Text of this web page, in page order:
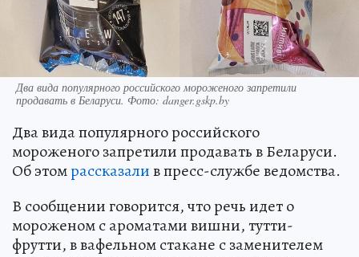
Два вида популярного российского мороженого запретили
продавать в Беларуси. Фото: danger.gskp.by
Два вида популярного российского
мороженого запретили продавать в Беларуси.
Об этомрассказалив пресс-службе ведомства.
В сообщении говорится, что речь идет о
мороженом с ароматами вишни, тутти-
фрутти, в вафельном стакане с заменителем